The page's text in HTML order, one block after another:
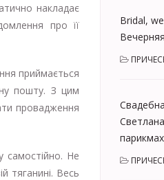
накладає
про її
приймається
пошту. З цим
провадження
самостійно. Не
тяганині. Весь
Bridal,